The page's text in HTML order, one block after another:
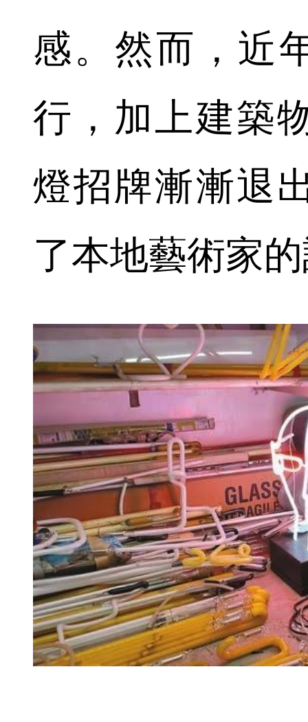
感。然而，近
行，加上建築
燈招牌漸漸退
了本地藝術家